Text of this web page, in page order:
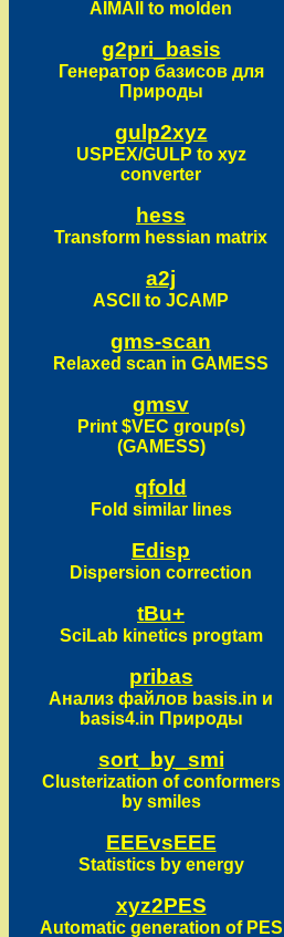
AIMAll to molden
g2pri_basis
Генератор базисов для
Природы
gulp2xyz
USPEX/GULP to xyz
converter
hess
Transform hessian matrix
a2j
ASCII to JCAMP
gms-scan
Relaxed scan in GAMESS
gmsv
Print $VEC group(s)
(GAMESS)
qfold
Fold similar lines
Edisp
Dispersion correction
tBu+
SciLab kinetics progtam
pribas
Анализ файлов basis.in и
basis4.in Природы
sort_by_smi
Clusterization of conformers
by smiles
EEEvsEEE
Statistics by energy
xyz2PES
Automatic generation of PES